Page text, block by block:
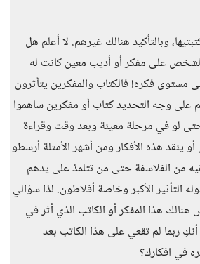
وبالتأكيد هنالك غيرهم. لا أعلم هل
على مفكر أو أديب معين كانت له
مستوى فكره! فالكتاب والمفكرين يتأثرون
على وجه التحديد كتاب أو مفكرين ساهموا
لو في مرحلة معينة وبعد وقت وقراءة
ينقد هذه الأفكار ومن أشهر الأمثلة أرسطو
من الفلاسفة حتى من تتلمذ على يدهم
التأثير الأكبر وخاصة أفلاطون. لذا سؤالي
هذا المفكر أو الكاتب الذي أثر في
ربما لم تقعي على هذا الكاتب بعد
في افكارك؟